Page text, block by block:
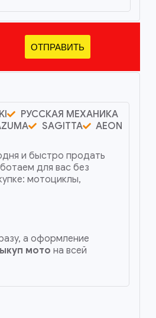
ОТПРАВИТЬ
РУССКАЯ МЕХАНИКА
SAGITTA
AEON
и быстро продать
для вас без
мотоциклы,
а оформление
мото на всей